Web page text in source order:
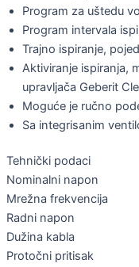
Program za uštedu
Program intervala
Trajno ispiranje,
Aktiviranje ispiranja,
upravljača Geberit
Moguće je ručno
Sa integrisanim
Tehnički podaci
Nominalni napon
Mrežna frekvencija
Radni napon
Dužina kabla
Protočni pritisak